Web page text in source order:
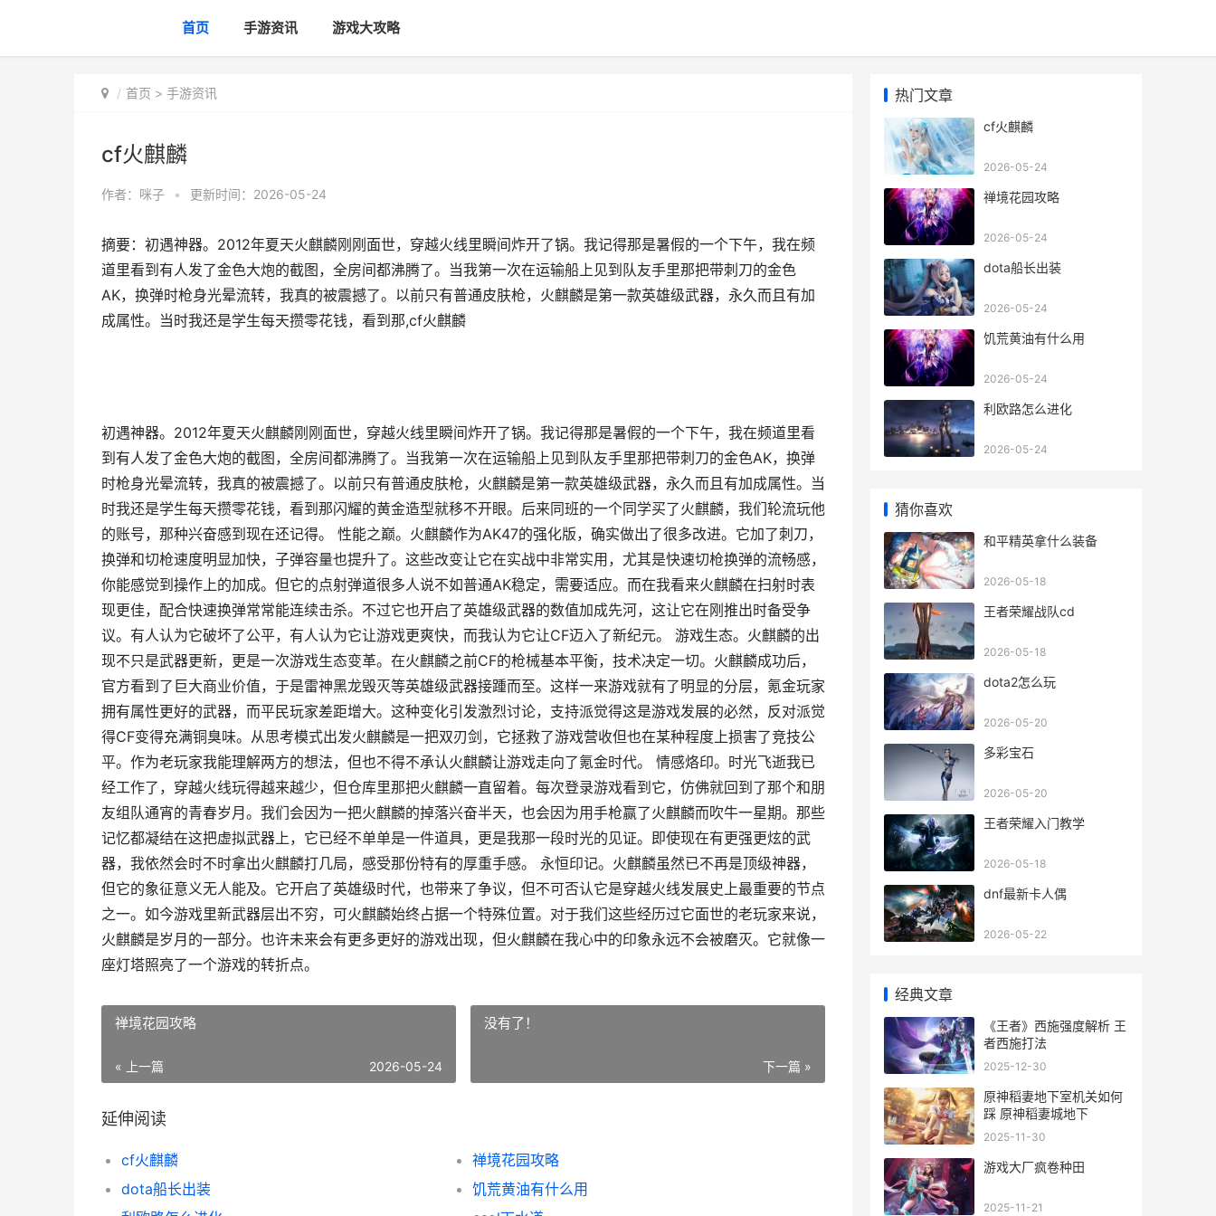
首页 手游资讯 游戏大攻略
首页 > 手游资讯
cf火麒麟
作者： 咪子 • 更新时间：2026-05-24
摘要：初遇神器。2012年夏天火麒麟刚刚面世，穿越火线里瞬间炸开了锅。我记得那是暑假的一个下午，我在频
道里看到有人发了金色大炮的截图，全房间都沸腾了。当我第一次在运输船上见到队友手里那把带刺刀的金色
AK，换弹时枪身光晕流转，我真的被震撼了。以前只有普通皮肤枪，火麒麟是第一款英雄级武器，永久而且有加
成属性。当时我还是学生每天攒零花钱，看到那,cf火麒麟
初遇神器。2012年夏天火麒麟刚刚面世，穿越火线里瞬间炸开了锅。我记得那是暑假的一个下午，我在频道里看
到有人发了金色大炮的截图，全房间都沸腾了。当我第一次在运输船上见到队友手里那把带刺刀的金色AK，换弹
时枪身光晕流转，我真的被震撼了。以前只有普通皮肤枪，火麒麟是第一款英雄级武器，永久而且有加成属性。当
时我还是学生每天攒零花钱，看到那闪耀的黄金造型就移不开眼。后来同班的一个同学买了火麒麟，我们轮流玩他
的账号，那种兴奋感到现在还记得。 性能之巅。火麒麟作为AK47的强化版，确实做出了很多改进。它加了刺刀，
换弹和切枪速度明显加快，子弹容量也提升了。这些改变让它在实战中非常实用，尤其是快速切枪换弹的流畅感，
你能感觉到操作上的加成。但它的点射弹道很多人说不如普通AK稳定，需要适应。而在我看来火麒麟在扫射时表
现更佳，配合快速换弹常常能连续击杀。不过它也开启了英雄级武器的数值加成先河，这让它在刚推出时备受争
议。有人认为它破坏了公平，有人认为它让游戏更爽快，而我认为它让CF迈入了新纪元。 游戏生态。火麒麟的出
现不只是武器更新，更是一次游戏生态变革。在火麒麟之前CF的枪械基本平衡，技术决定一切。火麒麟成功后，
官方看到了巨大商业价值，于是雷神黑龙毁灭等英雄级武器接踵而至。这样一来游戏就有了明显的分层，氪金玩家
拥有属性更好的武器，而平民玩家差距增大。这种变化引发激烈讨论，支持派觉得这是游戏发展的必然，反对派觉
得CF变得充满铜臭味。从思考模式出发火麒麟是一把双刃剑，它拯救了游戏营收但也在某种程度上损害了竞技公
平。作为老玩家我能理解两方的想法，但也不得不承认火麒麟让游戏走向了氪金时代。 情感烙印。时光飞逝我已
经工作了，穿越火线玩得越来越少，但仓库里那把火麒麟一直留着。每次登录游戏看到它，仿佛就回到了那个和朋
友组队通宵的青春岁月。我们会因为一把火麒麟的掉落兴奋半天，也会因为用手枪赢了火麒麟而吹牛一星期。那些
记忆都凝结在这把虚拟武器上，它已经不单单是一件道具，更是我那一段时光的见证。即使现在有更强更炫的武
器，我依然会时不时拿出火麒麟打几局，感受那份特有的厚重手感。 永恒印记。火麒麟虽然已不再是顶级神器，
但它的象征意义无人能及。它开启了英雄级时代，也带来了争议，但不可否认它是穿越火线发展史上最重要的节点
之一。如今游戏里新武器层出不穷，可火麒麟始终占据一个特殊位置。对于我们这些经历过它面世的老玩家来说，
火麒麟是岁月的一部分。也许未来会有更多更好的游戏出现，但火麒麟在我心中的印象永远不会被磨灭。它就像一
座灯塔照亮了一个游戏的转折点。
禅境花园攻略
« 上一篇 2026-05-24
没有了！
下一篇 »
延伸阅读
cf火麒麟
禅境花园攻略
dota船长出装
饥荒黄油有什么用
热门文章
cf火麒麟
2026-05-24
禅境花园攻略
2026-05-24
dota船长出装
2026-05-24
饥荒黄油有什么用
2026-05-24
利欧路怎么进化
2026-05-24
猜你喜欢
和平精英拿什么装备
2026-05-18
王者荣耀战队cd
2026-05-18
dota2怎么玩
2026-05-20
多彩宝石
2026-05-20
王者荣耀入门教学
2026-05-18
dnf最新卡人偶
2026-05-22
经典文章
《王者》西施强度解析 王
者西施打法
2025-12-30
原神稻妻地下室机关如何
踩 原神稻妻城地下
2025-11-30
游戏大厂疯卷种田
2025-11-21